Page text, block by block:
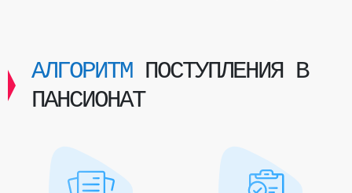
АЛГОРИТМПОСТУПЛЕНИЯ В
ПАНСИОНАТ